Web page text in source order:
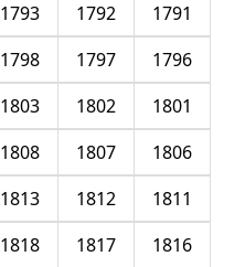
1791
1792
1793
1796
1797
1798
1801
1802
1803
1806
1807
1808
1811
1812
1813
1816
1817
1818